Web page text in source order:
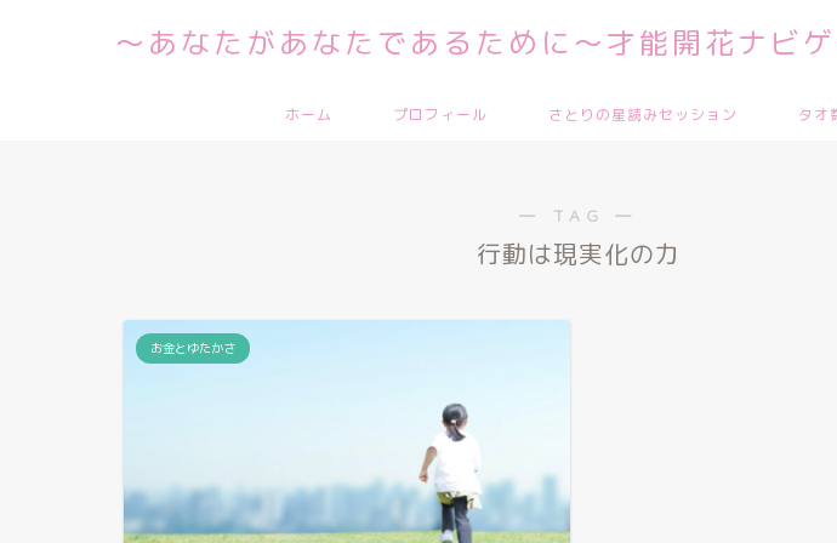
～あなたがあなたであるために～才能開花ナビ
ホーム プロフィール さとりの星読みセッション タオ
― TAG ―
行動は現実化の力
お金とゆたかさ